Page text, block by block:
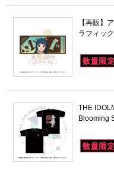
【再販】
ラフィッ
THE
Blooming